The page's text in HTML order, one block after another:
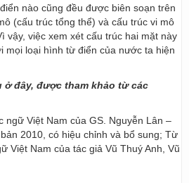
nào cũng đều được biên soạn trên
(cấu trúc tổng thể) và cấu trúc vi mô
vậy, việc xem xét cấu trúc hai mặt này
mọi loại hình từ điển của nước ta hiện
đây, được tham khảo từ các
ngữ Việt Nam của GS. Nguyễn Lân –
2010, có hiệu chỉnh và bổ sung; Từ
Việt Nam của tác giả Vũ Thuý Anh, Vũ